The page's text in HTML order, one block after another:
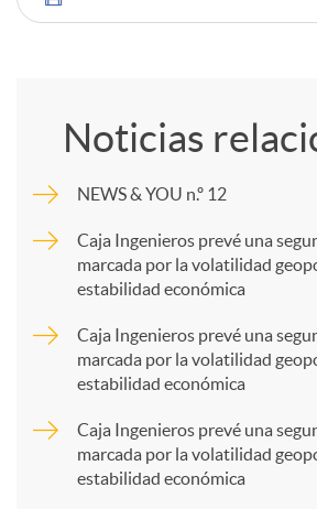
C
m
p
Noticias
NEWS & YOU n.º 12
Caja Ingenieros prevé una
marcada por la volatilidad
estabilidad económica
Caja Ingenieros prevé una
marcada por la volatilidad
estabilidad económica
Caja Ingenieros prevé una
marcada por la volatilidad
estabilidad económica